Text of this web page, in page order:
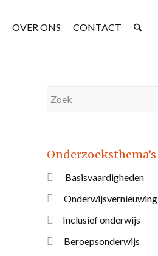
OVER ONS CONTACT
Onderzoeksthema’s
Basisvaardigheden
Onderwijsvernieuwing
Inclusief onderwijs
Beroepsonderwijs